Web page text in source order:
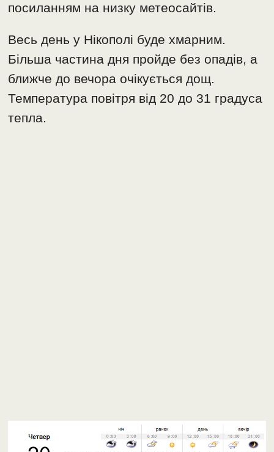
посиланням на низку метеосайтів.
Весь день у Нікополі буде хмарним.
Більша частина дня пройде без опадів, а
ближче до вечора очікується дощ.
Температура повітря від 20 до 31 градуса
тепла.